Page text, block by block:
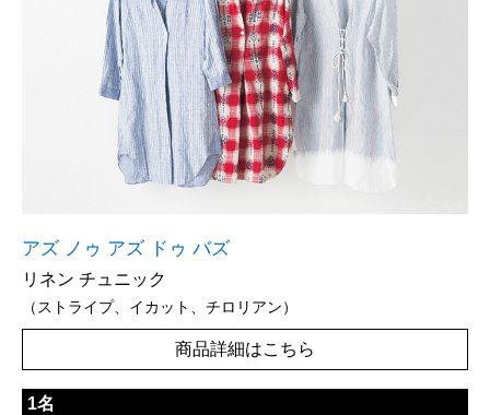
アズ ノゥ アズ ドゥ バズ
リネン チュニック
（ストライプ、イカット、チロリアン）
商品詳細はこちら
1名